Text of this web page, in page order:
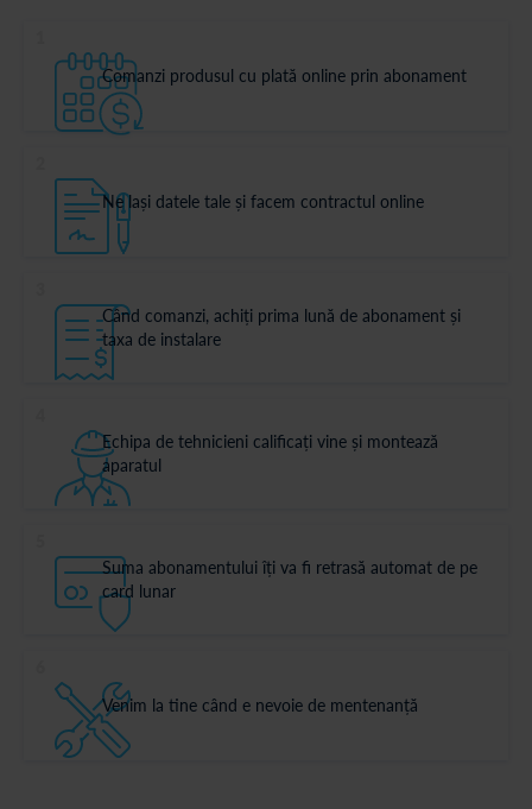
Comanzi produsul cu plată online prin abonament
Ne lași datele tale și facem contractul online
Când comanzi, achiți prima lună de abonament și
taxa de instalare
Echipa de tehnicieni calificați vine și montează
aparatul
Suma abonamentului îți va fi retrasă automat de pe
card lunar
Venim la tine când e nevoie de mentenanță